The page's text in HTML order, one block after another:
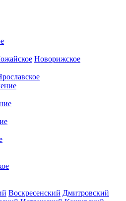
Новорижское
Воскресенский Дмитровский